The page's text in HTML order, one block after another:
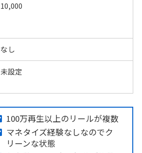
10,000
なし
未設定
100万再生以上のリールが複数
マネタイズ経験なしなのでク
リーンな状態